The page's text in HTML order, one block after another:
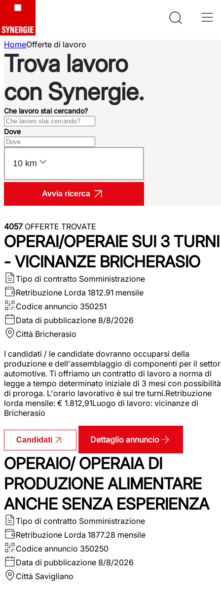
HomeOfferte di lavoro
Trova lavoro
con Synergie.
Che lavoro stai cercando?
Dove
10 km
Avvia ricerca
4057 OFFERTE TROVATE
OPERAI/OPERAIE SUI 3 TURNI
- VICINANZE BRICHERASIO
Tipo di contratto Somministrazione
Retribuzione Lorda 1812.91 mensile
Codice annuncio 350251
Data di pubblicazione 8/8/2026
Città Bricherasio
I candidati / le candidate dovranno occuparsi della
produzione e dell'assemblaggio di componenti per il
automotive. Ti offriamo un contratto di lavoro a norma di
legge a tempo determinato iniziale di 3 mesi con possibilità
di proroga. L'orario lavorativo è sui tre turni.Retribuzione
lorda mensile: € 1.812,91Luogo di lavoro: vicinanze di
Bricherasio
Candidati Dettaglio annuncio
OPERAIO/ OPERAIA DI
PRODUZIONE ALIMENTARE
ANCHE SENZA ESPERIENZA
Tipo di contratto Somministrazione
Retribuzione Lorda 1877.28 mensile
Codice annuncio 350250
Data di pubblicazione 8/8/2026
Città Savigliano